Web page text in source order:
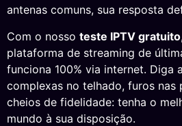
antenas comuns, sua resposta
Com o nosso teste IPTV gratuito
plataforma de streaming de
funciona 100% via internet. Diga
complexas no telhado, furos nas
cheios de fidelidade: tenha o
mundo à sua disposição.